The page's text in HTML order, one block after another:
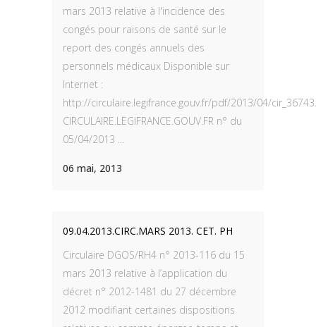
mars 2013 relative à l'incidence des
congés pour raisons de santé sur le
report des congés annuels des
personnels médicaux Disponible sur
Internet :
http://circulaire.legifrance.gouv.fr/pdf/2013/04/
CIRCULAIRE.LEGIFRANCE.GOUV.FR n° du
05/04/2013 ...
06 mai, 2013
09.04.2013.CIRC.MARS 2013. CET. PH
Circulaire DGOS/RH4 n° 2013-116 du 15
mars 2013 relative à l’application du
décret n° 2012-1481 du 27 décembre
2012 modifiant certaines dispositions